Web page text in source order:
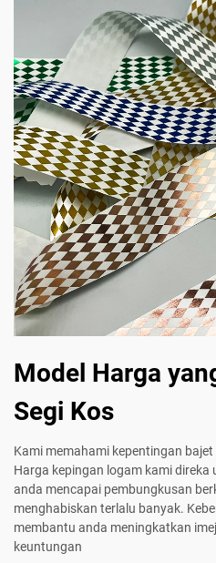
Model Harga
Segi Kos
Kami memahami kepentingan
Harga kepingan logam kami direka
anda mencapai pembungkusan
menghabiskan terlalu banyak.
membantu anda meningkatkan
keuntungan